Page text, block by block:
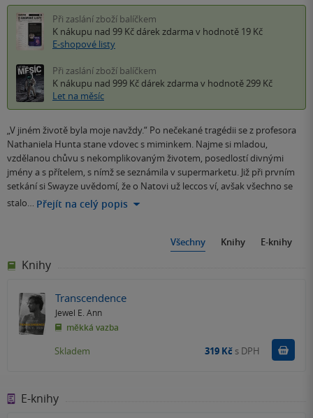
Při zaslání zboží balíčkem
K nákupu nad 99 Kč dárek zdarma v hodnotě 19 Kč
E-shopové listy
Při zaslání zboží balíčkem
K nákupu nad 999 Kč dárek zdarma v hodnotě 299 Kč
Let na měsíc
„V jiném životě byla moje navždy.“ Po nečekané tragédii se z profesora
Nathaniela Hunta stane vdovec s miminkem. Najme si mladou,
vzdělanou chůvu s nekomplikovaným životem, posedlostí divnými
jmény a s přítelem, s nímž se seznámila v supermarketu. Již při prvním
setkání si Swayze uvědomí, že o Natovi už leccos ví, avšak všechno se
stalo… Přejít na celý popis
Všechny Knihy E-knihy
Knihy
Transcendence
Jewel E. Ann
měkká vazba
Skladem 319 Kč s DPH
E-knihy